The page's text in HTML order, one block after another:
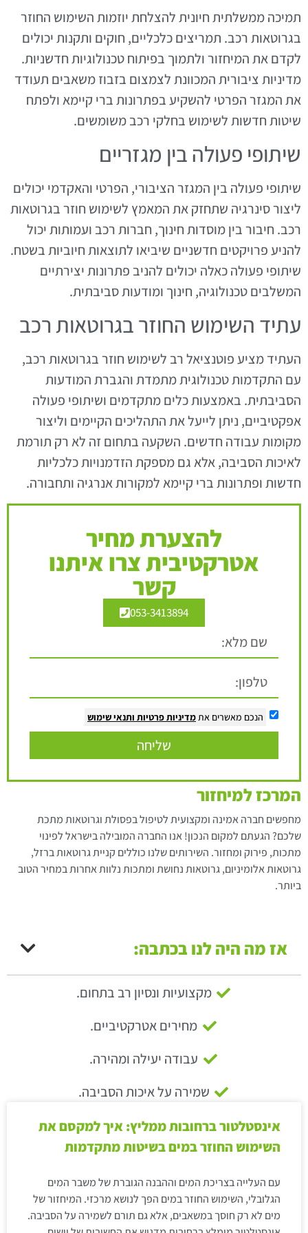
תמיכה ממשלתית חיונית להצלחת יוזמות השימוש החוזר
בגרוטאות רכב. תמריצים כלכליים, חוקים ותקנות יכולים
לקדם את המיחזור ולתמוך בפיתוח טכנולוגיות חדשניות.
מדיניות ציבורית המכוונת לצמצום בזבוז משאבים תעודד
את המגזר הפרטי להשקיע בפתרונות ברי קיימא ולפתח
שיטות חדשות לשימוש בחלקי רכב משומשים.
שיתופי פעולה בין מגזריים
שיתופי פעולה בין המגזר הציבורי, הפרטי והאקדמי יכולים
ליצור סינרגיה שתחזק את המאמץ לשימוש חוזר בגרוטאות
רכב. חיבור בין מוסדות חינוך, חברות רכב ועמותות יכול
להניע פרויקטים חדשניים שיביאו לתוצאות חיוביות בשטח.
שיתופי פעולה כאלה יכולים להניב פתרונות יצירתיים
המשלבים טכנולוגיה, חינוך ומודעות סביבתית.
עתיד השימוש החוזר בגרוטאות רכב
העתיד מציע פוטנציאל רב לשימוש חוזר בגרוטאות רכב,
עם התקדמות טכנולוגית מתמדת והגברת המודעות
הסביבתית. באמצעות כלים מתקדמים ושיתופי פעולה
אפקטיביים, ניתן לייעל את התהליכים הקיימים וליצור
מקומות עבודה חדשים. השקעה בתחום זה לא רק תורמת
לאיכות הסביבה, אלא גם מספקת הזדמנויות כלכליות
חדשות ופתרונות ברי קיימא למקורות אנרגיה ותחבורה.
להצערת מחיר
אטרקטיבית צרו איתנו
קשר
053-3413894
הנכם מאשרים אתמדיניות פרטיות ותנאי שימוש
שליחה
המרכז למיחזור
מחפשים חברה אמינה ומקצועית לטיפול בפסולת וגרוטאות מתכת
שלכם? הגעתם למקום הנכון! אנו החברה המובילה בישראל לפינוי
מתכות, פירוק ומחזור. השירותים שלנו כוללים קניית גרוטאות ברזל,
גרוטאות אלומיניום, גרוטאות נחושת ומתכות נלוות אחרות במחיר הטוב
ביותר.
אז מה היה לנו בכתבה:
מקצועיות ונסיון רב בתחום.
מחירים אטרקטיביים.
עבודה יעילה ומהירה.
שמירה על איכות הסביבה.
אינסטלטור ברחובות ממליץ: איך למקסם את
השימוש החוזר במים בשיטות מתקדמות
עם העלייה בצריכת המים וההבנה הגוברת של משבר המים
הגלובלי, השימוש החוזר במים הפך לנושא מרכזי. המיחזור של
מים לא רק חוסך במשאבים, אלא גם תורם לשמירה על הסביבה.